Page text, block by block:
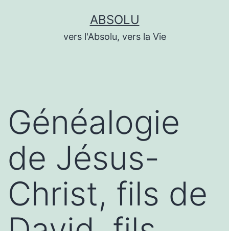
ABSOLU
vers l'Absolu, vers la Vie
Généalogie
de Jésus-
Christ, fils de